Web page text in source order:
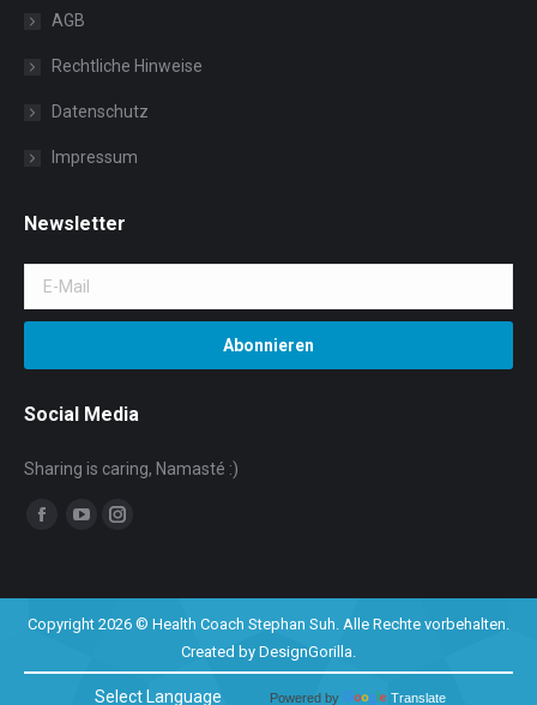
AGB
Rechtliche Hinweise
Datenschutz
Impressum
Newsletter
Social Media
Sharing is caring, Namasté :)
FacebookYouTubeInstagram
Copyright 2026 © Health Coach Stephan Suh. Alle Rechte vorbehalten.
Created by DesignGorilla.
Powered by Translate